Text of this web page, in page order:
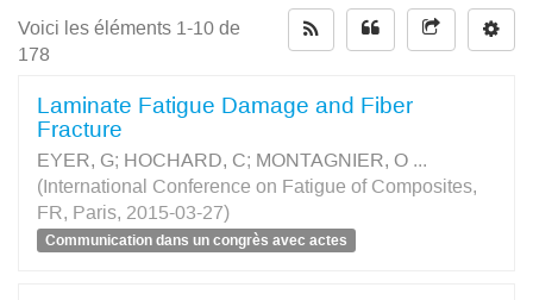
Voici les éléments 1-10 de
178
Laminate Fatigue Damage and Fiber
Fracture
EYER, G; HOCHARD, C; MONTAGNIER, O ...
(International Conference on Fatigue of Composites,
FR, Paris, 2015-03-27)
Communication dans un congrès avec actes